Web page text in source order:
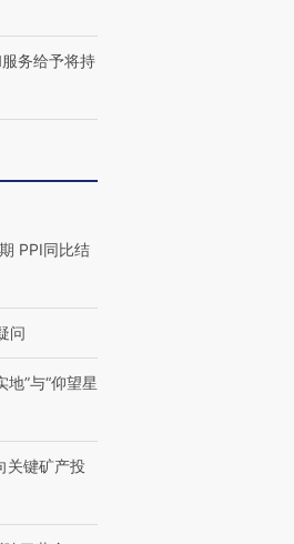
务给予将持
PPI同比结
问
地”与“仰望星
关键矿产投